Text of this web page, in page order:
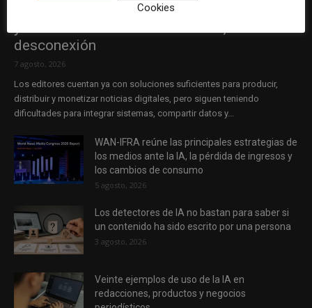
El gran problema tecnológico de los medios
desconexión
7 agosto, 2026
Los editores cuentan ya con soluciones suficientes para producir,
distribuir y monetizar noticias digitales, pero siguen teniendo
dificultades para integrar sistemas, compartir datos y...
WAN-IFRA reúne las principales estrategias de
los medios ante la IA, la pérdida de ingresos y
los cambios de consumo
5 agosto, 2026
Los detectores de IA no bastan para saber si
un contenido ha sido escrito por una persona
3 agosto, 2026
Veinte ejemplos de uso de la IA en
redacciones, productos y negocios
Cookies